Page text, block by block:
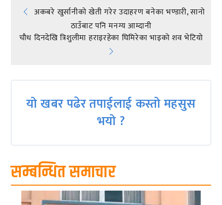
Post
navigation
अकबरे खुर्सानीको खेती गरेर उदाहरण बनेका भण्डारी, सानो
ठाउँबाट पनि मनग्य आम्दानी
चौध दिनदेखि त्रिशुलीमा हराइरहेका घिमिरेका भाइको शव भेटियो
यो खबर पढेर तपाईलाई कस्तो महसुस
भयो ?
सम्बन्धित समाचार